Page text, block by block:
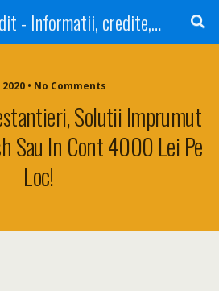
Biroul de credit - Informatii, credite, refinantare
2020 • No Comments
Solutii Imprumut
Sau In Cont 4000 Lei Pe
Loc!